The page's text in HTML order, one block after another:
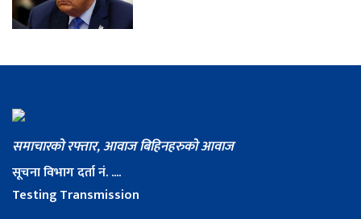
समाचारको रफ्तार, आवाज बिहिनहरुको आवाज
सूचना विभाग दर्ता नं. ....
Testing Transmission